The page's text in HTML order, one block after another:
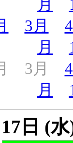
月
3月
月
3月
月
17日 (